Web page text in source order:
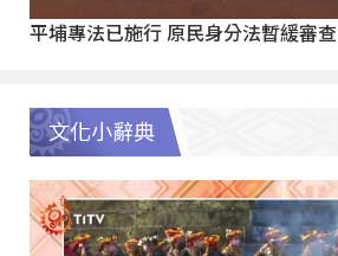
平埔專法已施行 原民身分法暫緩審查
文化小辭典